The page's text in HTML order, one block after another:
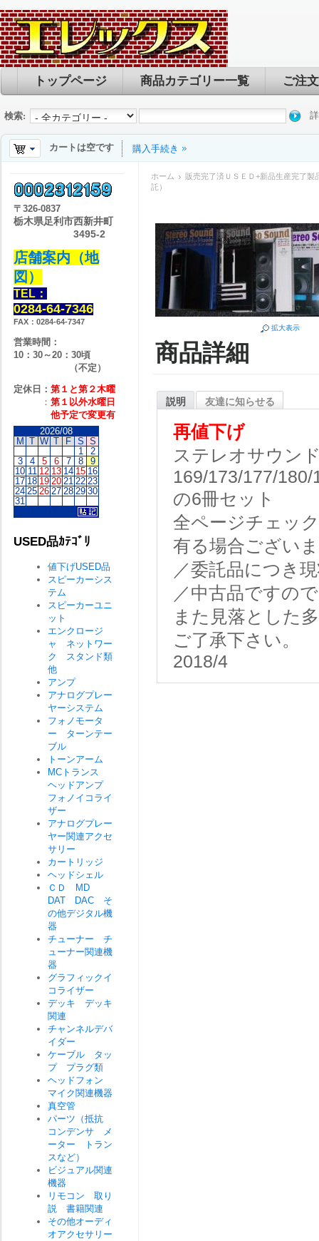
トップページ 商品カテゴリー一覧 ご注
検索:
カートは空です 購入手続き
ホーム
販売完了済ＵＳＥＤ+新品生産完了製
託）
拡大表示
商品詳細
説明 友達に知らせる
再値下げ
ステレオサウン
169/173/177/180/
の6冊セット
全ページチェッ
有る場合ござい
／委託品につき
／中古品ですの
また見落とした
ご了承下さい。
2018/4
〒 326-0837
栃木県足利市西新井町
3495-2
店舗案内（地
図）
TEL：
0284-64-7346
FAX：0284-64-7347
営業時間：
10：30～20：30頃
（不定）
定休日： 第１と第２木曜
： 第１以外水曜日
他予定で変更有
2026/08
M T W T F S S
1
2
3
4 5 6 7 8
9
10 11 12 13 14 15 16
17 18 19 20 21 22 23
24 25 26 27 28 29 30
31
USED品ｶﾃｺﾞﾘ
値下げUSED品
スピーカーシス
テム
スピーカーユニ
ット
エンクロージ
ャ ネットワー
ク スタンド類
他
アンプ
アナログプレー
ヤーシステム
フォノモータ
ー ターンテー
ブル
トーンアーム
MCトランス
ヘッドアンプ
フォノイコライ
ザー
アナログプレー
ヤー関連アクセ
サリー
カートリッジ
ヘッドシェル
ＣＤ MD
DAT DAC そ
の他デジタル機
器
チューナー チ
ューナー関連機
器
グラフィックイ
コライザー
デッキ デッキ
関連
チャンネルデバ
イダー
ケーブル タッ
プ プラグ類
ヘッドフォン
マイク関連機器
真空管
パーツ（抵抗
コンデンサ メ
ーター トラン
スなど）
ビジュアル関連
機器
リモコン 取り
説 書籍関連
その他オーディ
オアクセサリー